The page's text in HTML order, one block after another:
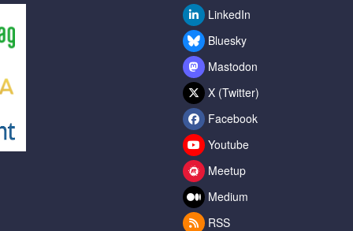
LinkedIn
Bluesky
Mastodon
X (Twitter)
Facebook
Youtube
Meetup
Medium
RSS